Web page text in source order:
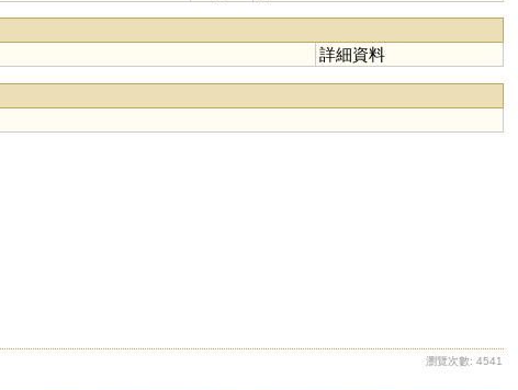
詳細資料
瀏覽次數: 4541